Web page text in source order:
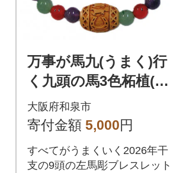
万事が馬九(うまく)行
く九頭の馬3色柘植(つ
げ)ブレスレット
大阪府和泉市
寄付金額 5,000円
すべてがうまくいく2026年干
支の9頭の左馬彫ブレスレット